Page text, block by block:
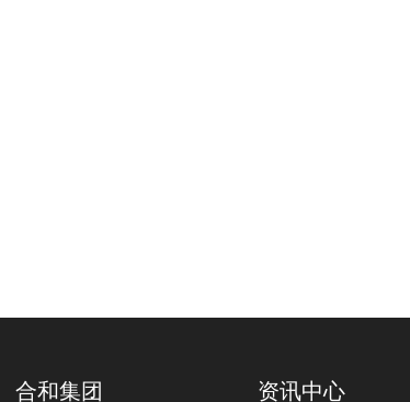
合和集团 资讯中心